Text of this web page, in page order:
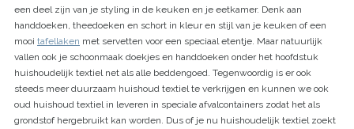
e
.
n
l
een deel zijn van je styling in de keuken en je eetkamer. Denk aan
handdoeken, theedoeken en schort in kleur en stijl van je keuken of een
mooi tafellaken met servetten voor een speciaal etentje. Maar natuurlijk
vallen ook je schoonmaak doekjes en handdoeken onder het hoofdstuk
huishoudelijk textiel net als alle beddengoed. Tegenwoordig is er ook
steeds meer duurzaam huishoud textiel te verkrijgen en kunnen we ook
oud huishoud textiel in leveren in speciale afvalcontainers zodat het als
grondstof hergebruikt kan worden. Dus of je nu huishoudelijk textiel zoekt